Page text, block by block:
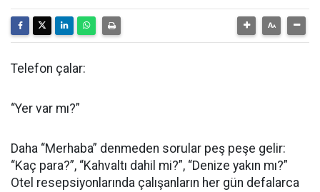
Telefon çalar:
“Yer var mı?”
Daha “Merhaba” denmeden sorular peş peşe gelir:
“Kaç para?”, “Kahvaltı dahil mi?”, “Denize yakın mı?”
Otel resepsiyonlarında çalışanların her gün defalarca